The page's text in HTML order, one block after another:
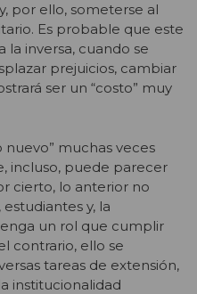
por ello, someterse al
Es probable que este
la inversa, cuando se
prejuicios, cambiar
ser un “costo” muy
nuevo” muchas veces
incluso, puede parecer
cierto, lo anterior no
y, la
un rol que cumplir
contrario, ello se
tareas de extensión,
institucionalidad